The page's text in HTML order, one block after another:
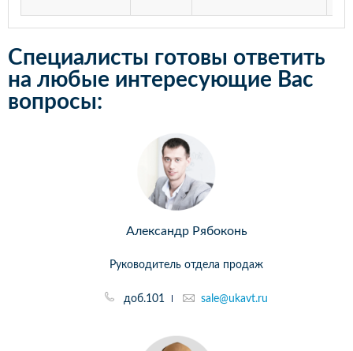
Специалисты готовы ответить
на любые интересующие Вас
вопросы:
Александр Рябоконь
Руководитель отдела продаж
доб.101 sale@ukavt.ru